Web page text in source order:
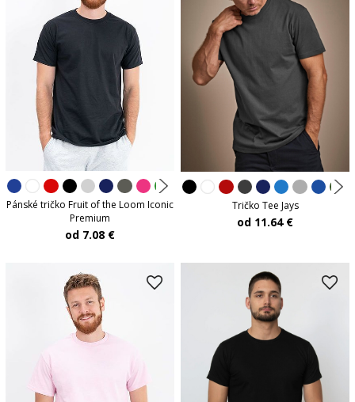
Pánské tričko Fruit of the Loom Iconic
Premium
od 7.08 €
Tričko Tee Jays
od 11.64 €